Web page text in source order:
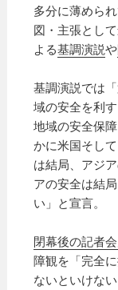
多分に薄めら
図・主張とし
よる基調演説や
基調演説では
域の安全を利
地域の安全保
かに米国そし
は結局、アジ
アの安全は結
い」と宣言。
閉幕後の記者
障観を「完全
ないといけな